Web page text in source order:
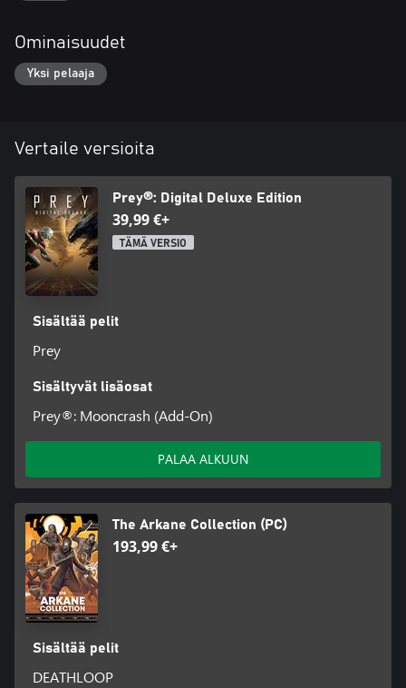
Ominaisuudet
Yksi pelaaja
Vertaile versioita
Prey®: Digital Deluxe Edition
39,99 €+
TÄMÄ VERSIO
Sisältää pelit
Prey
Sisältyvät lisäosat
Prey®: Mooncrash (Add-On)
PALAA ALKUUN
The Arkane Collection (PC)
193,99 €+
Sisältää pelit
DEATHLOOP